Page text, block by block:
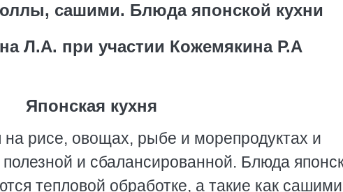
сашими. Блюда японской кухни
Л.А. при участии Кожемякина Р.А
Японская кухня
на рисе, овощах, рыбе и морепродуктах и
и сбалансированной. Блюда
тепловой обработке, а такие как